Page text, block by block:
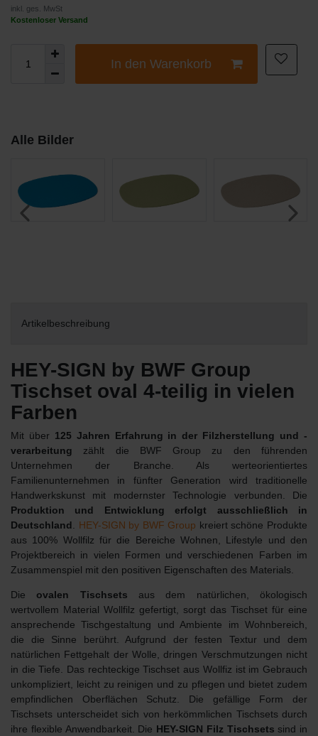
inkl. ges. MwSt
Kostenloser Versand
In den Warenkorb
Alle Bilder
Artikelbeschreibung
HEY-SIGN by BWF Group
Tischset oval 4-teilig in vielen
Farben
Mit über 125 Jahren Erfahrung in der Filzherstellung und -
verarbeitung zählt die BWF Group zu den führenden
Unternehmen der Branche. Als werteorientiertes
Familienunternehmen in fünfter Generation wird traditionelle
Handwerkskunst mit modernster Technologie verbunden. Die
Produktion und Entwicklung erfolgt ausschließlich in
Deutschland. HEY-SIGN by BWF Group kreiert schöne Produkte
aus 100% Wollfilz für die Bereiche Wohnen, Lifestyle und den
Projektbereich in vielen Formen und verschiedenen Farben im
Zusammenspiel mit den positiven Eigenschaften des Materials.
Die ovalen Tischsets aus dem natürlichen, ökologisch
wertvollem Material Wollfilz gefertigt, sorgt das Tischset für eine
ansprechende Tischgestaltung und Ambiente im Wohnbereich,
die die Sinne berührt. Aufgrund der festen Textur und dem
natürlichen Fettgehalt der Wolle, dringen Verschmutzungen nicht
in die Tiefe. Das rechteckige Tischset aus Wollfiz ist im Gebrauch
unkompliziert, leicht zu reinigen und zu pflegen und bietet zudem
empfindlichen Oberflächen Schutz. Die gefällige Form der
Tischsets unterscheidet sich von herkömmlichen Tischsets durch
ihre flexible Anwendbarkeit. Die HEY-SIGN Filz Tischsets sind in